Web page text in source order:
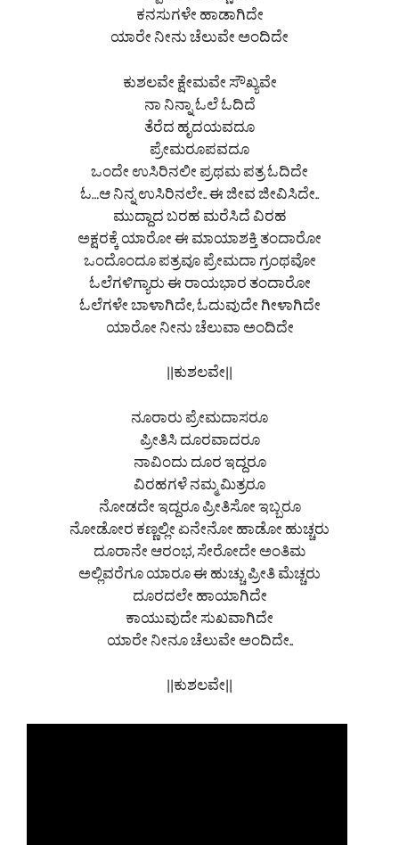
ಕನಸುಗಳೇ ಹಾಡಾಗಿದೇ
ಯಾರೇ ನೀನು ಚೆಲುವೇ ಅಂದಿದೇ
ಕುಶಲವೇ ಕ್ಷೇಮವೇ ಸೌಖ್ಯವೇ
ನಾ ನಿನ್ನಾ ಓಲೆ ಓದಿದೆ
ತೆರೆದ ಹೃದಯವದೂ
ಪ್ರೇಮರೂಪವದೂ
ಒಂದೇ ಉಸಿರಿನಲೀ ಪ್ರಥಮ ಪತ್ರ ಓದಿದೇ
ಓ…ಆ ನಿನ್ನ ಉಸಿರಿನಲೇ.. ಈ ಜೀವ ಜೀವಿಸಿದೇ..
ಮುದ್ದಾದ ಬರಹ ಮರೆಸಿದೆ ವಿರಹ
ಅಕ್ಷರಕ್ಕೆ ಯಾರೋ ಈ ಮಾಯಾಶಕ್ತಿ ತಂದಾರೋ
ಒಂದೊಂದೂ ಪತ್ರವೂ ಪ್ರೇಮದಾ ಗ್ರಂಥವೋ
ಓಲೆಗಳಿಗ್ಯಾರು ಈ ರಾಯಭಾರ ತಂದಾರೋ
ಓಲೆಗಳೇ ಬಾಳಾಗಿದೇ, ಓದುವುದೇ ಗೀಳಾಗಿದೇ
ಯಾರೋ ನೀನು ಚೆಲುವಾ ಅಂದಿದೇ
||ಕುಶಲವೇ||
ನೂರಾರು ಪ್ರೇಮದಾಸರೂ
ಪ್ರೀತಿಸಿ ದೂರವಾದರೂ
ನಾವಿಂದು ದೂರ ಇದ್ದರೂ
ವಿರಹಗಳೆ ನಮ್ಮ ಮಿತ್ರರೂ
ನೋಡದೇ ಇದ್ದರೂ ಪ್ರೀತಿಸೋ ಇಬ್ಬರೂ
ನೋಡೋರ ಕಣ್ಣಲ್ಲೀ ಏನೇನೋ ಹಾಡೋ ಹುಚ್ಚರು
ದೂರಾನೇ ಆರಂಭ, ಸೇರೋದೇ ಅಂತಿಮ
ಅಲ್ಲಿವರೆಗೂ ಯಾರೂ ಈ ಹುಚ್ಚು ಪ್ರೀತಿ ಮೆಚ್ಚರು
ದೂರದಲೇ ಹಾಯಾಗಿದೇ
ಕಾಯುವುದೇ ಸುಖವಾಗಿದೇ
ಯಾರೇ ನೀನೂ ಚೆಲುವೇ ಅಂದಿದೇ..
||ಕುಶಲವೇ||